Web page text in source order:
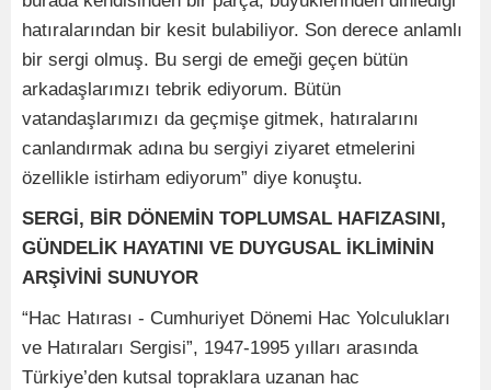
hatıralarından bir kesit bulabiliyor. Son derece anlamlı
bir sergi olmuş. Bu sergi de emeği geçen bütün
arkadaşlarımızı tebrik ediyorum. Bütün
vatandaşlarımızı da geçmişe gitmek, hatıralarını
canlandırmak adına bu sergiyi ziyaret etmelerini
özellikle istirham ediyorum” diye konuştu.
SERGİ, BİR DÖNEMİN TOPLUMSAL HAFIZASINI,
GÜNDELİK HAYATINI VE DUYGUSAL İKLİMİNİN
ARŞİVİNİ SUNUYOR
“Hac Hatırası - Cumhuriyet Dönemi Hac Yolculukları
ve Hatıraları Sergisi”, 1947-1995 yılları arasında
Türkiye’den kutsal topraklara uzanan hac